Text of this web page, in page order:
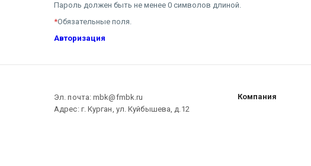
Пароль должен быть не менее 0 символов длиной.
*Обязательные поля.
Авторизация
Эл. почта: mbk@fmbk.ru
Адрес: г. Курган, ул. Куйбышева, д.12
Компания